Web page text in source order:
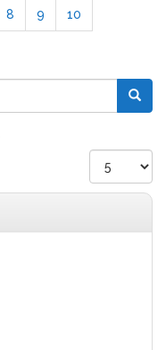
8 9 10